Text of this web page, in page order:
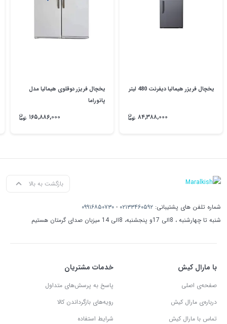
یخچال فریزر هیمالیا دیفرنت 480 لیتر
۸۴,۳۸۸,۰۰۰
یخچال فریزر دوقلوی هیمالیا مدل
پانوراما
۱۶۵,۸۸۶,۰۰۰
بازگشت به بالا
شماره تلفن های پشتیبانی: ۰۲۱۳۳۴۶۰۵۹۲ - ۰۹۹۱۶۸۵۰۷۳۰
شنبه تا چهارشنبه ، 8الی 17و پنجشنبه، 8الی 14 میزبان صدای گرمتان هستیم
با مارال کیش
صفحه‌ی اصلی
درباره‌ی مارال کیش
تماس با مارال کیش
خدمات مشتریان
پاسخ به پرسش‌های متداول
رویه‌های بازگرداندن کالا
شرایط استفاده